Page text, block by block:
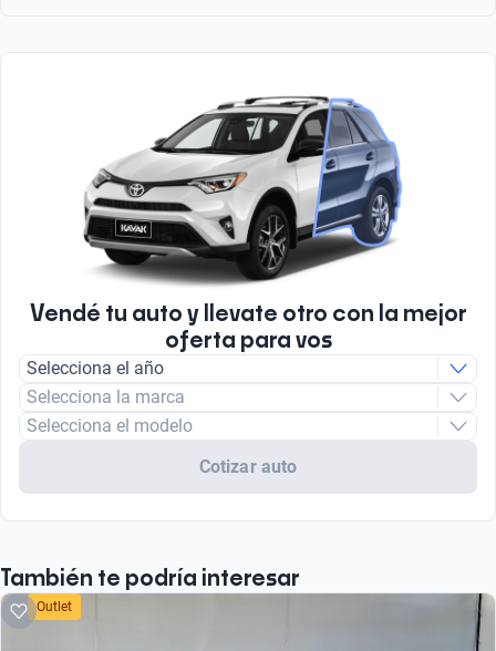
4
Tipo de Combustible
Tipo de Carrocería
Vendé tu auto y llevate otro con la mejor
oferta para vos
Selecciona el año
Selecciona la marca
Selecciona el modelo
Cotizar auto
También te podría interesar
Outlet